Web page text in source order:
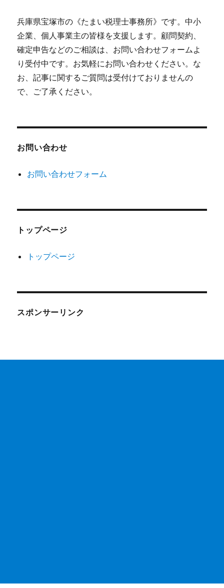
兵庫県宝塚市の《たまい税理士事務所》です。中小
企業、個人事業主の皆様を支援します。顧問契約、
確定申告などのご相談は、お問い合わせフォームよ
り受付中です。お気軽にお問い合わせください。な
お、記事に関するご質問は受付けておりませんの
で、ご了承ください。
お問い合わせ
お問い合わせフォーム
トップページ
トップページ
スポンサーリンク